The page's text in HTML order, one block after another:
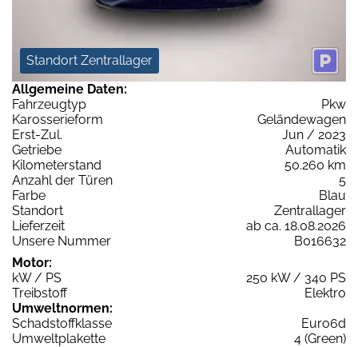
Standort Zentrallager
Allgemeine Daten:
Fahrzeugtyp
Pkw
Karosserieform
Geländewagen
Erst-Zul.
Jun / 2023
Getriebe
Automatik
Kilometerstand
50.260 km
Anzahl der Türen
5
Farbe
Blau
Standort
Zentrallager
Lieferzeit
ab ca. 18.08.2026
Unsere Nummer
B016632
Motor:
kW / PS
250 kW / 340 PS
Treibstoff
Elektro
Umweltnormen:
Schadstoffklasse
Euro6d
Umweltplakette
4 (Green)